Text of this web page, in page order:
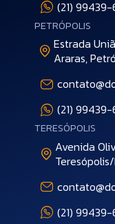
(21) 99439-
PETRÓPOLIS
Estrada
Araras,
(21) 99439-
TERESÓPOLIS
Avenida
Teresópolis/
(21) 99439-